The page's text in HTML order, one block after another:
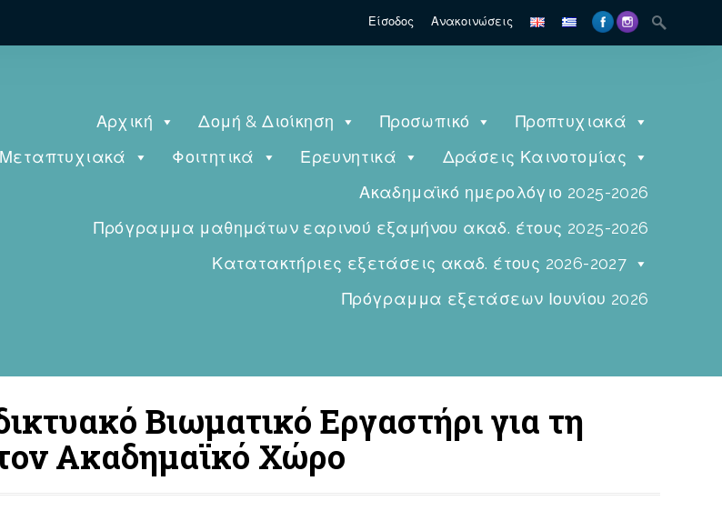
Είσοδος Ανακοινώσεις
Αρχική Δομή & Διοίκηση Προσωπικό
Προπτυχιακά
Μεταπτυχιακά
Φοιτητικά Ερευνητικά
Δράσεις Καινοτομίας
Ακαδημαϊκό ημερολόγιο 2025-2026
Πρόγραμμα μαθημάτων εαρινού εξαμήνου ακαδ. έτους 2025-2026
Κατατακτήριες εξετάσεις ακαδ. έτους 2026-2027
Πρόγραμμα εξετάσεων Ιουνίου 2026
Βιωματικό Εργαστήρι για τη
Ακαδημαϊκό Χώρο